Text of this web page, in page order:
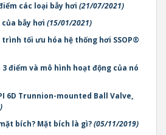
các loại bẫy hơi (21/07/2021)
bẫy hơi (15/01/2021)
tối ưu hóa hệ thống hơi SSOP®
3 điểm và mô hình hoạt động của nó
6D Trunnion-mounted Ball Valve,
bích? Mặt bích là gì?(05/11/2019)